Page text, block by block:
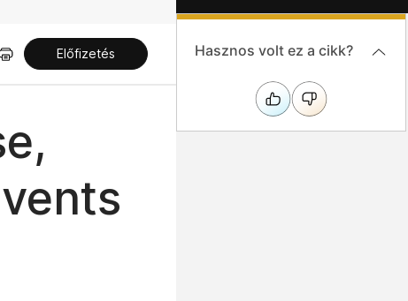
Előfizetés Hasznos volt ez a cikk?